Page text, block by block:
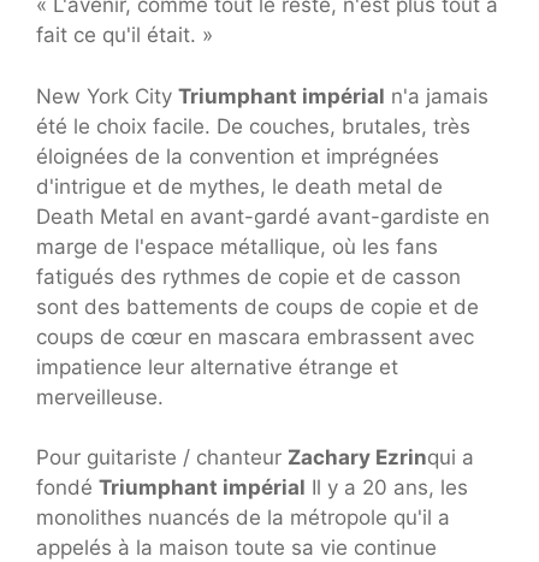
« L'avenir, comme tout le reste, n'est plus tout à
fait ce qu'il était. »
New York City Triumphant impérial n'a jamais
été le choix facile. De couches, brutales, très
éloignées de la convention et imprégnées
d'intrigue et de mythes, le death metal de
Death Metal en avant-gardé avant-gardiste en
marge de l'espace métallique, où les fans
fatigués des rythmes de copie et de casson
sont des battements de coups de copie et de
coups de cœur en mascara embrassent avec
impatience leur alternative étrange et
merveilleuse.
Pour guitariste / chanteur Zachary Ezrinqui a
fondé Triumphant impérial Il y a 20 ans, les
monolithes nuancés de la métropole qu'il a
appelés à la maison toute sa vie continue